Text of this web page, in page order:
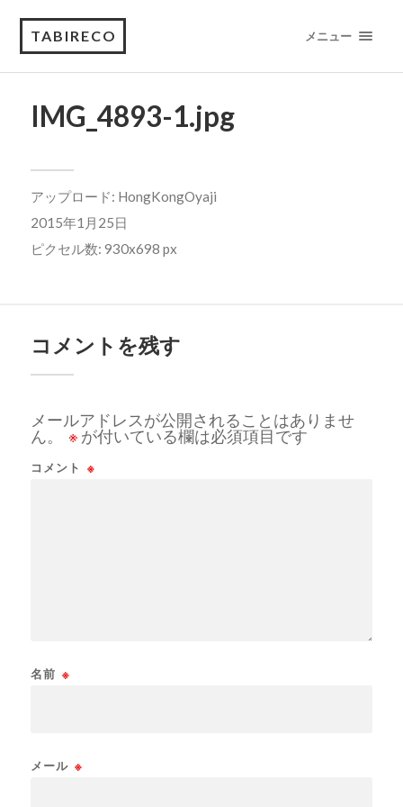
TABIRECO メニュー
IMG_4893-1.jpg
アップロード: HongKongOyaji
2015年1月25日
ピクセル数: 930x698 px
コメントを残す
メールアドレスが公開されることはありませ
ん。
※ が付いている欄は必須項目です
コメント ※
名前 ※
メール ※